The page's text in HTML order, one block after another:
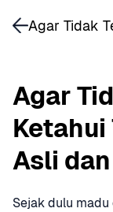
Agar
Ketahui
Asli
Sejak dulu